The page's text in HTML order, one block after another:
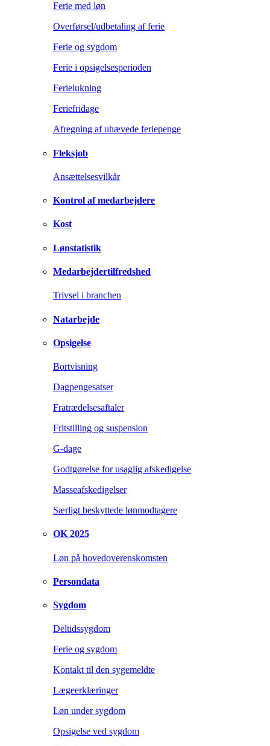
Ferie med løn
Overførsel/udbetaling af ferie
Ferie og sygdom
Ferie i opsigelsesperioden
Ferielukning
Feriefridage
Afregning af uhævede feriepenge
Fleksjob
Ansættelsesvilkår
Kontrol af medarbejdere
Kost
Lønstatistik
Medarbejdertilfredshed
Trivsel i branchen
Natarbejde
Opsigelse
Bortvisning
Dagpengesatser
Fratrædelsesaftaler
Fritstilling og suspension
G-dage
Godtgørelse for usaglig afskedigelse
Masseafskedigelser
Særligt beskyttede lønmodtagere
OK 2025
Løn på hovedoverenskomsten
Persondata
Sygdom
Deltidssygdom
Ferie og sygdom
Kontakt til den sygemeldte
Lægeerklæringer
Løn under sygdom
Opsigelse ved sygdom